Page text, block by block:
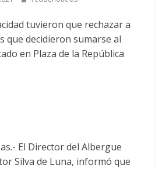
tuvieron que rechazar a
que decidieron sumarse al
en Plaza de la República
El Director del Albergue
Silva de Luna, informó que